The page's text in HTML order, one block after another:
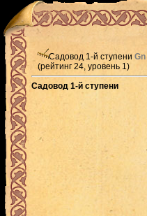
Садовод 1-й ступени Gn
(рейтинг 24, уровень 1)
Садовод 1-й ступени